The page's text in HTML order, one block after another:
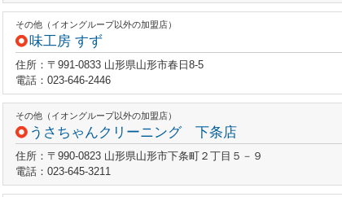
その他（イオングループ以外の加盟店）
味工房 すず
住所：〒991-0833 山形県山形市春日8-5
電話：023-646-2446
その他（イオングループ以外の加盟店）
うさちゃんクリーニング 下条店
住所：〒990-0823 山形県山形市下条町２丁目５－９
電話：023-645-3211